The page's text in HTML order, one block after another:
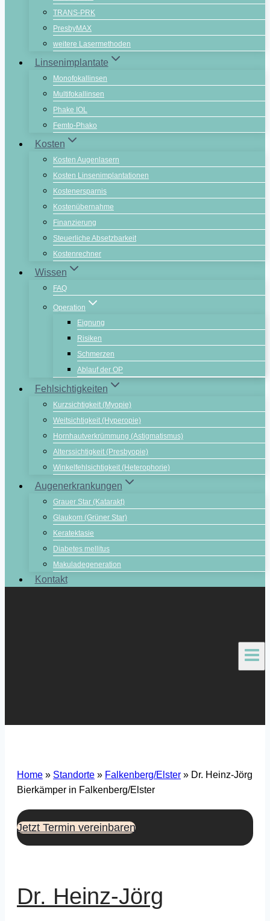
TRANS-PRK
PresbyMAX
weitere Lasermethoden
Linsenimplantate
Monofokallinsen
Multifokallinsen
Phake IOL
Femto-Phako
Kosten
Kosten Augenlasern
Kosten Linsenimplantationen
Kostenersparnis
Kostenübernahme
Finanzierung
Steuerliche Absetzbarkeit
Kostenrechner
Wissen
FAQ
Operation
Eignung
Risiken
Schmerzen
Ablauf der OP
Fehlsichtigkeiten
Kurzsichtigkeit (Myopie)
Weitsichtigkeit (Hyperopie)
Hornhautverkrümmung (Astigmatismus)
Alterssichtigkeit (Presbyopie)
Winkelfehlsichtigkeit (Heterophorie)
Augenerkrankungen
Grauer Star (Katarakt)
Glaukom (Grüner Star)
Keratektasie
Diabetes mellitus
Makuladegeneration
Kontakt
Home » Standorte » Falkenberg/Elster » Dr. Heinz-Jörg
Bierkämper in Falkenberg/Elster
Jetzt Termin vereinbaren
Dr. Heinz-Jörg